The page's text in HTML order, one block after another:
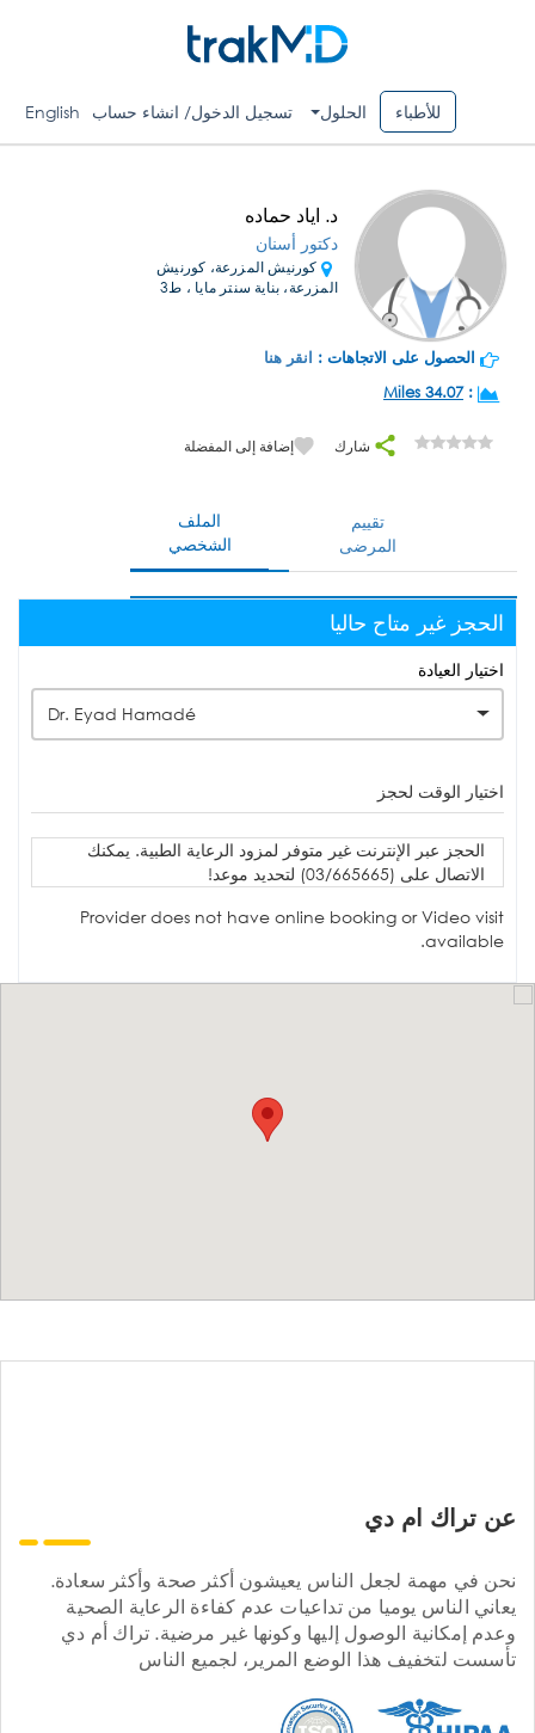
للأطباء الحلول تسجيل الدخول/ انشاء حساب English
د. اياد حماده
دكتور أسنان
كورنيش المزرعة، كورنيش
المزرعة، بناية سنتر مايا ، ط3
الحصول على الاتجاهات : انقر هنا
:
34.07 Miles
شارك إضافة إلى المفضلة
الملف
الشخصي
تقييم
المرضى
الحجز غير متاح حاليا
اختيار العيادة
Dr. Eyad Hamadé
اختيار الوقت لحجز
الحجز عبر الإنترنت غير متوفر لمزود الرعاية الطبية. يمكنك
الاتصال على (03/665665) لتحديد موعد!
Provider does not have online booking or Video visit
available.
عن تراك ام دي
نحن في مهمة لجعل الناس يعيشون أكثر صحة وأكثر سعادة.
يعاني الناس يوميا من تداعيات عدم كفاءة الرعاية الصحية
وعدم إمكانية الوصول إليها وكونها غير مرضية. تراك أم دي
تأسست لتخفيف هذا الوضع المرير، لجميع الناس